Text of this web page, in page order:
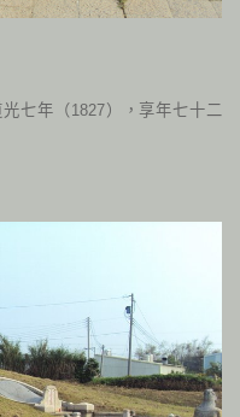
七年（1827），享年七十二